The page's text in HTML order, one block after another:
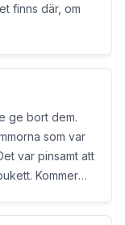
finns där, om
ge bort dem.
som var
var pinsamt att
Kommer